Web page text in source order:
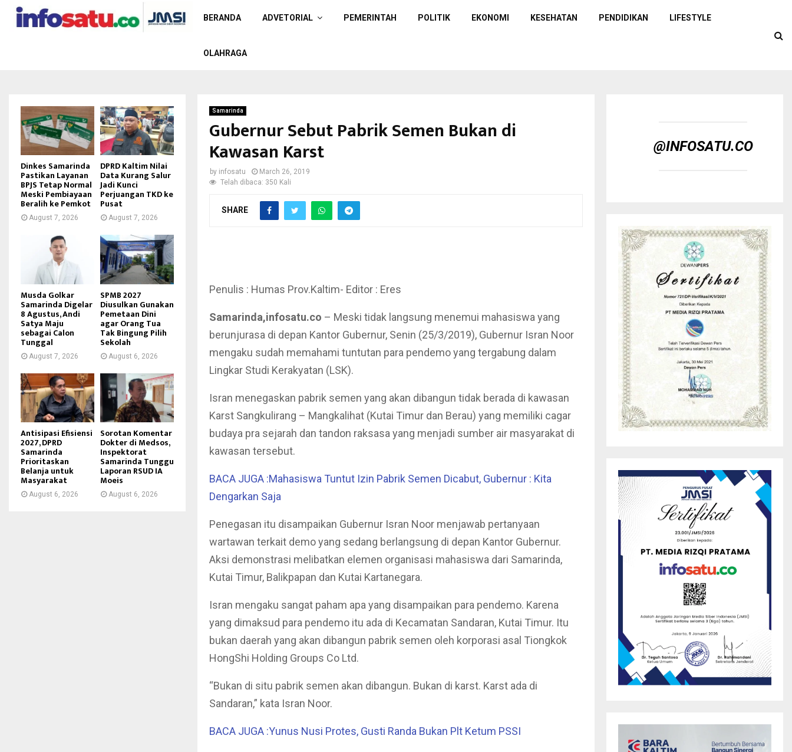
BERANDA ADVETORIAL PEMERINTAH POLITIK EKONOMI KESEHATAN PENDIDIKAN LIFESTYLE
OLAHRAGA
Samarinda
Gubernur Sebut Pabrik Semen Bukan di
Kawasan Karst
by infosatu
March 26, 2019
Telah dibaca: 350 Kali
SHARE
Penulis : Humas Prov.Kaltim- Editor : Eres
Samarinda,infosatu.co – Meski tidak langsung menemui mahasiswa yang
berunjurasa di depan Kantor Gubernur, Senin (25/3/2019), Gubernur Isran Noor
mengaku sudah memahami tuntutan para pendemo yang tergabung dalam
Lingkar Studi Kerakyatan (LSK).
Isran menegaskan pabrik semen yang akan dibangun tidak berada di kawasan
Karst Sangkulirang – Mangkalihat (Kutai Timur dan Berau) yang memiliki cagar
budaya pra sejarah dan tandon raksasa yang menjadi sumber air masyarakat di
kawasan tersebut.
BACA JUGA :Mahasiswa Tuntut Izin Pabrik Semen Dicabut, Gubernur : Kita
Dengarkan Saja
Penegasan itu disampaikan Gubernur Isran Noor menjawab pertanyaan
wartawan terkait demo yang sedang berlangsung di depan Kantor Gubernur.
Aksi demonstrasi melibatkan elemen organisasi mahasiswa dari Samarinda,
Kutai Timur, Balikpapan dan Kutai Kartanegara.
Isran mengaku sangat paham apa yang disampaikan para pendemo. Karena
yang dimaksud para pendemo itu ada di Kecamatan Sandaran, Kutai Timur. Itu
bukan daerah yang akan dibangun pabrik semen oleh korporasi asal Tiongkok
HongShi Holding Groups Co Ltd.
“Bukan di situ pabrik semen akan dibangun. Bukan di karst. Karst ada di
Sandaran,” kata Isran Noor.
BACA JUGA :Yunus Nusi Protes, Gusti Randa Bukan Plt Ketum PSSI
Dinkes Samarinda
Pastikan Layanan
BPJS Tetap Normal
Meski Pembiayaan
Beralih ke Pemkot
August 7, 2026
DPRD Kaltim Nilai
Data Kurang Salur
Jadi Kunci
Perjuangan TKD ke
Pusat
August 7, 2026
Musda Golkar
Samarinda Digelar
8 Agustus, Andi
Satya Maju
sebagai Calon
Tunggal
August 7, 2026
SPMB 2027
Diusulkan Gunakan
Pemetaan Dini
agar Orang Tua
Tak Bingung Pilih
Sekolah
August 6, 2026
Antisipasi Efisiensi
2027, DPRD
Samarinda
Prioritaskan
Belanja untuk
Masyarakat
August 6, 2026
Sorotan Komentar
Dokter di Medsos,
Inspektorat
Samarinda Tunggu
Laporan RSUD IA
Moeis
August 6, 2026
@INFOSATU.CO